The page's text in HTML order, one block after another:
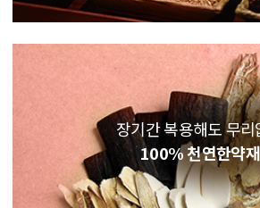
장기간 복용해도 무리
100% 천연한약재